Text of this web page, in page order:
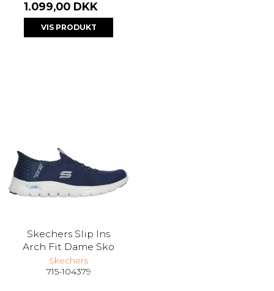
1.099,00 DKK
VIS PRODUKT
Skechers Slip Ins
Arch Fit Dame Sko
Skechers
715-104379